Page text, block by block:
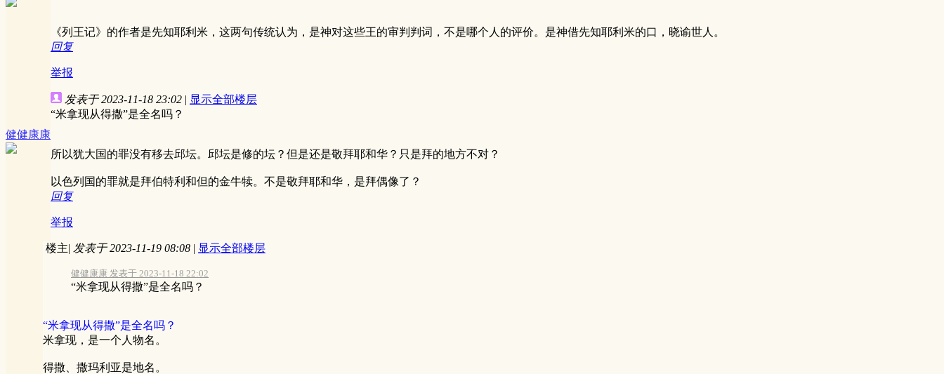
《列王记》的作者是先知耶利米，这两句传统认为，是神对这些王的审判判词，不是哪个人的评价。是神借先知耶利米的口，晓谕世人。
回复
举报
健健康康
发表于 2023-11-18 23:02 | 显示全部楼层
“米拿现从得撒”是全名吗？
所以犹大国的罪没有移去邱坛。邱坛是修的坛？但是还是敬拜耶和华？只是拜的地方不对？
以色列国的罪就是拜伯特利和但的金牛犊。不是敬拜耶和华，是拜偶像了？
回复
举报
楼主| 发表于 2023-11-19 08:08 | 显示全部楼层
健健康康 发表于 2023-11-18 22:02
“米拿现从得撒”是全名吗？
“米拿现从得撒”是全名吗？
米拿现，是一个人物名。
得撒、撒玛利亚是地名。